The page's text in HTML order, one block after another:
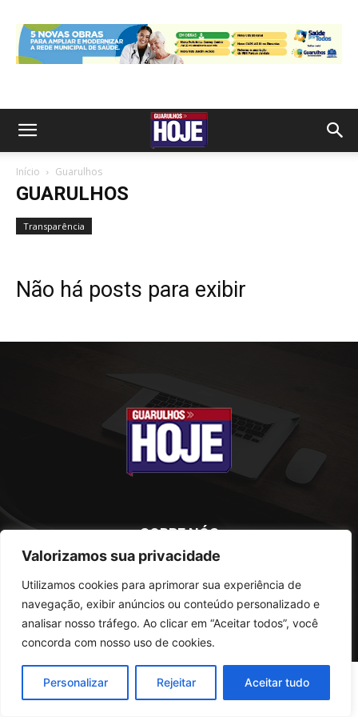
Valorizamos sua privacidade
Utilizamos cookies para aprimorar sua experiência de
navegação, exibir anúncios ou conteúdo personalizado e
analisar nosso tráfego. Ao clicar em “Aceitar todos”, você
concorda com nosso uso de cookies.
Personalizar Rejeitar Aceitar tudo
Início Guarulhos
GUARULHOS
Transparência
Não há posts para exibir
SOBRE NÓS
Rua Conselheiro Antonio Prado, 121
Vila Progresso - Guarulhos
CEP: 07095-180
Telefone: (11) 2823-0800